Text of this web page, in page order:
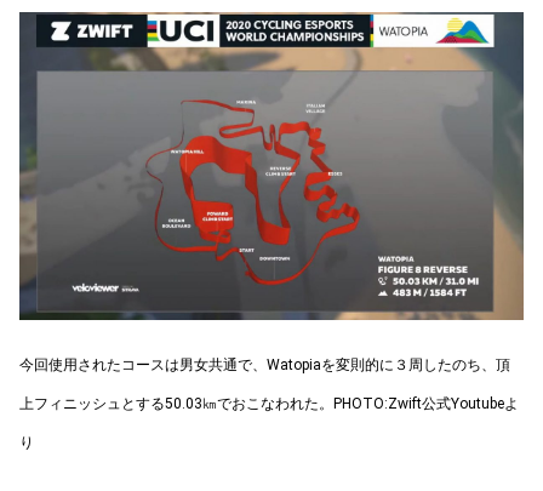
今回使用されたコースは男女共通で、Watopiaを変則的に３周したのち、頂
上フィニッシュとする50.03㎞でおこなわれた。PHOTO:Zwift公式Youtubeよ
り